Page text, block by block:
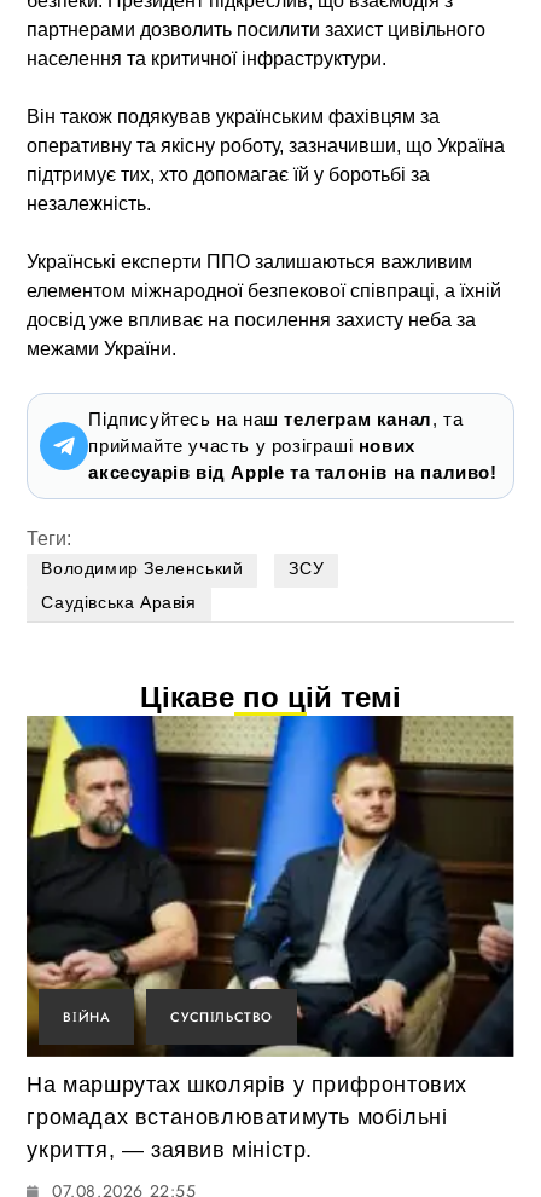
партнерами дозволить посилити захист цивільного
населення та критичної інфраструктури.
Він також подякував українським фахівцям за
оперативну та якісну роботу, зазначивши, що Україна
підтримує тих, хто допомагає їй у боротьбі за
незалежність.
Українські експерти ППО залишаються важливим
елементом міжнародної безпекової співпраці, а їхній
досвід уже впливає на посилення захисту неба за
межами України.
Підписуйтесь на наштелеграм канал, та
приймайте участь у розіграші нових
аксесуарів від Apple та талонів на паливо!
Теги:
Володимир Зеленський
ЗСУ
Саудівська Аравія
Цікаве по цій темі
ВІЙНА СУСПІЛЬСТВО
На маршрутах школярів у прифронтових
громадах встановлюватимуть мобільні
укриття, — заявив міністр.
07.08.2026 22:55